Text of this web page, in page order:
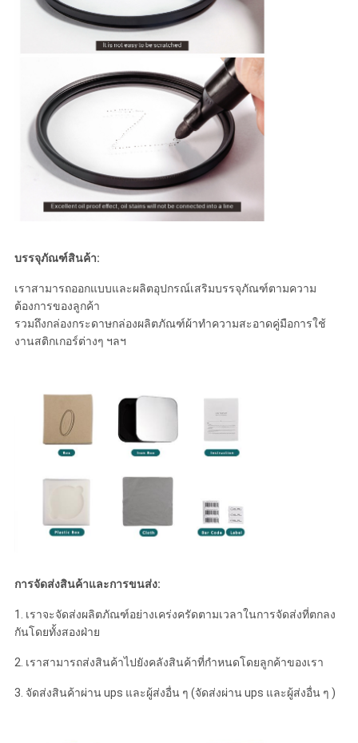
บรรจุภัณฑ์สินค้า:
เราสามารถออกแบบและผลิตอุปกรณ์เสริมบรรจุภัณฑ์ตามความ
ต้องการของลูกค้า
รวมถึงกล่องกระดาษกล่องผลิตภัณฑ์ผ้าทำความสะอาดคู่มือการใช้
งานสติกเกอร์ต่างๆ ฯลฯ
การจัดส่งสินค้าและการขนส่ง:
1. เราจะจัดส่งผลิตภัณฑ์อย่างเคร่งครัดตามเวลาในการจัดส่งที่ตกลง
กันโดยทั้งสองฝ่าย
2. เราสามารถส่งสินค้าไปยังคลังสินค้าที่กำหนดโดยลูกค้าของเรา
3. จัดส่งสินค้าผ่าน ups และผู้ส่งอื่น ๆ (จัดส่งผ่าน ups และผู้ส่งอื่น ๆ )